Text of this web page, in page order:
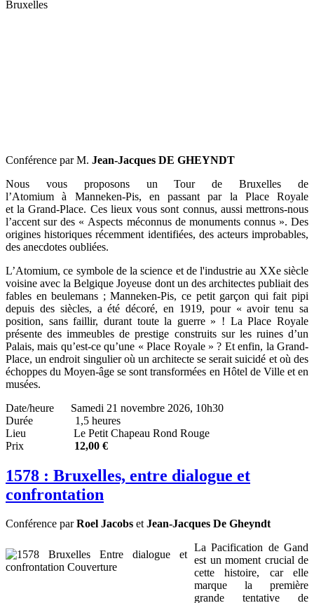
Conférence par M. Jean-Jacques DE GHEYNDT
Nous vous proposons un Tour de Bruxelles de
l’Atomium à Manneken-Pis, en passant par la Place Royale
et la Grand-Place. Ces lieux vous sont connus, aussi mettrons-nous
l’accent sur des « Aspects méconnus de monuments connus ». Des
origines historiques récemment identifiées, des acteurs improbables,
des anecdotes oubliées.
L’Atomium, ce symbole de la science et de l'industrie au XXe siècle
voisine avec la Belgique Joyeuse dont un des architectes publiait des
fables en beulemans ; Manneken-Pis, ce petit garçon qui fait pipi
depuis des siècles, a été décoré, en 1919, pour « avoir tenu sa
position, sans faillir, durant toute la guerre » ! La Place Royale
présente des immeubles de prestige construits sur les ruines d’un
Palais, mais qu’est-ce qu’une « Place Royale » ? Et enfin, la Grand-
Place, un endroit singulier où un architecte se serait suicidé et où des
échoppes du Moyen-âge se sont transformées en Hôtel de Ville et en
musées.
Date/heure Samedi 21 novembre 2026, 10h30
Durée 1,5 heures
Lieu Le Petit Chapeau Rond Rouge
Prix 12,00 €
1578 : Bruxelles, entre dialogue et
confrontation
Conférence parRoel Jacobs etJean-Jacques De Gheyndt
La Pacification de Gand
est un moment crucial de
cette histoire, car elle
marque la première
grande tentative de